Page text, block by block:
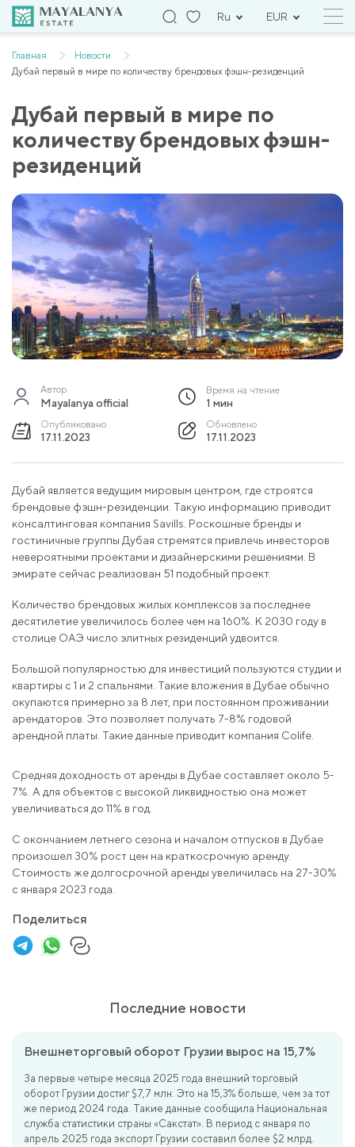
Ru EUR
Главная
Новости
Дубай первый в мире по количеству брендовых фэшн-резиденций
Дубай первый в мире по
количеству брендовых фэшн-
резиденций
Автор
Mayalanya official
Время на чтение
1 мин
Опубликовано
17.11.2023
Обновлено
17.11.2023
Дубай является ведущим мировым центром, где строятся
брендовые фэшн-резиденции. Такую информацию приводит
консалтинговая компания Savills. Роскошные бренды и
гостиничные группы Дубая стремятся привлечь инвесторов
невероятными проектами и дизайнерскими решениями. В
эмирате сейчас реализован 51 подобный проект.
Количество брендовых жилых комплексов за последнее
десятилетие увеличилось более чем на 160%. К 2030 году в
столице ОАЭ число элитных резиденций удвоится.
Большой популярностью для инвестиций пользуются студии и
квартиры с 1 и 2 спальнями. Такие вложения в Дубае обычно
окупаются примерно за 8 лет, при постоянном проживании
арендаторов. Это позволяет получать 7-8% годовой
арендной платы. Такие данные приводит компания Colife.
Средняя доходность от аренды в Дубае составляет около 5-
7%. А для объектов с высокой ликвидностью она может
увеличиваться до 11% в год.
С окончанием летнего сезона и началом отпусков в Дубае
произошел 30% рост цен на краткосрочную аренду.
Стоимость же долгосрочной аренды увеличилась на 27-30%
с января 2023 года.
Поделиться
Последние новости
Внешнеторговый оборот Грузии вырос на 15,7%
За первые четыре месяца 2025 года внешний торговый
оборот Грузии достиг $7,7 млн. Это на 15,3% больше, чем за тот
же период 2024 года. Такие данные сообщила Национальная
служба статистики страны «Сакстат». В период с января по
апрель 2025 года экспорт Грузии составил более $2 млрд.